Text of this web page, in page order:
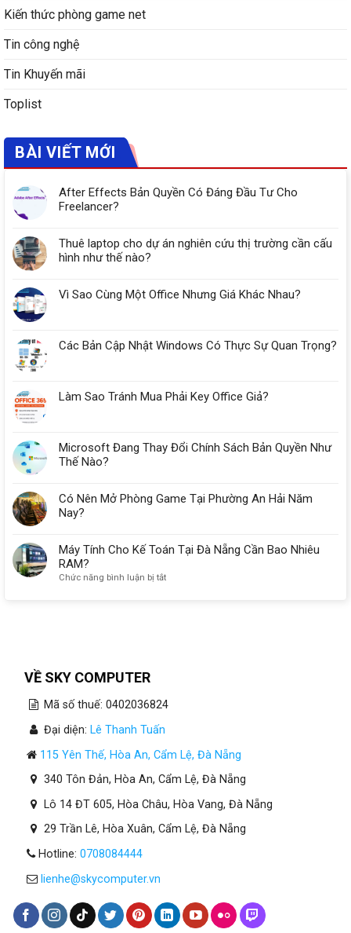
Kiến thức phòng game net
Tin công nghệ
Tin Khuyến mãi
Toplist
BÀI VIẾT MỚI
After Effects Bản Quyền Có Đáng Đầu Tư Cho
Freelancer?
Thuê laptop cho dự án nghiên cứu thị trường cần cấu
hình như thế nào?
Vì Sao Cùng Một Office Nhưng Giá Khác Nhau?
Các Bản Cập Nhật Windows Có Thực Sự Quan Trọng?
Làm Sao Tránh Mua Phải Key Office Giả?
Microsoft Đang Thay Đổi Chính Sách Bản Quyền Như
Thế Nào?
Có Nên Mở Phòng Game Tại Phường An Hải Năm
Nay?
Máy Tính Cho Kế Toán Tại Đà Nẵng Cần Bao Nhiêu
RAM?
Chức năng bình luận bị tắtở
Bao
VỀ SKY COMPUTER
Mã số thuế: 0402036824
Đại diện: Lê Thanh Tuấn
115 Yên Thế, Hòa An, Cẩm Lệ, Đà Nẵng
340 Tôn Đản, Hòa An, Cẩm Lệ, Đà Nẵng
Lô 14 ĐT 605, Hòa Châu, Hòa Vang, Đà Nẵng
29 Trần Lê, Hòa Xuân, Cẩm Lệ, Đà Nẵng
Hotline: 0708084444
lienhe@skycomputer.vn